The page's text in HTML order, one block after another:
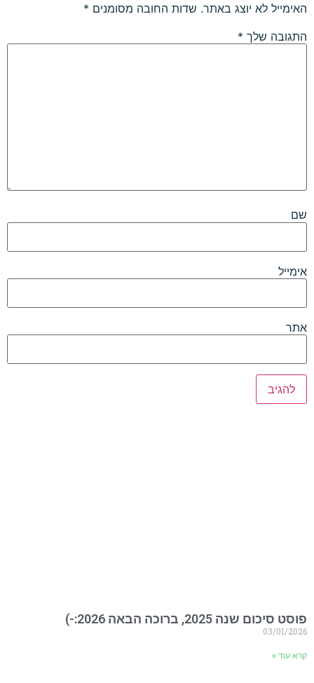
האימייל לא יוצג באתר. שדות החובה מסומנים *
התגובה שלך *
שם
אימייל
אתר
פוסט סיכום שנה 2025, ברוכה הבאה 2026:-)
03/01/2026
קרא עוד »